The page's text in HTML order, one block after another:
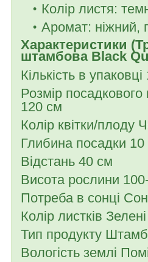
Колір листя:
Аромат: ніжний,
Характеристики
штамбова Black
Кількість в
Розмір
120 см
Колір квітки/плоду
Глибина посадки 10
Відстань 40 см
Висота рослини
Потреба в сонці
Колір листків Зелені
Тип продукту Штамб
Вологість землі